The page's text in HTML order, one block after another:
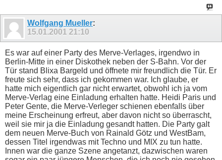
Wolfgang Mueller:
15.01.2001 21:10
Es war auf einer Party des Merve-Verlages, irgendwo in
Berlin-Mitte in einer Diskothek neben der S-Bahn. Vor der
Tür stand Blixa Bargeld und öffnete mir freundlich die Tür. Er
freute sich sehr, dass ich gekommen war. Ich glaube, er
hatte mich eigentlich gar nicht erwartet, obwohl ich ja vom
Merve-Verlag eine Einladung erhalten hatte. Heidi Paris und
Peter Gente, die Merve-Verleger schienen ebenfalls über
meine Erscheinung erfreut, aber davon nicht so überrascht,
weil sie mir ja die Einladung gesandt hatten. Die Party galt
dem neuen Merve-Buch von Rainald Götz und WestBam,
dessen Titel irgendwas mit Techno und MIX zu tun hatte.
Innen war die ganze Szene angetanzt, dazwischen waren